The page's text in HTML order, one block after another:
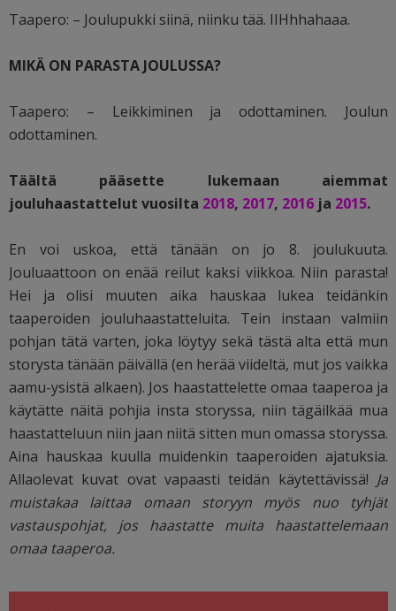
Taapero: – Joulupukki siinä, niinku tää. IIHhhahaaa.
MIKÄ ON PARASTA JOULUSSA?
Taapero: – Leikkiminen ja odottaminen. Joulun
odottaminen.
Täältä pääsette lukemaan aiemmat
jouluhaastattelut vuosilta 2018, 2017, 2016 ja 2015.
En voi uskoa, että tänään on jo 8. joulukuuta.
Jouluaattoon on enää reilut kaksi viikkoa. Niin parasta!
Hei ja olisi muuten aika hauskaa lukea teidänkin
taaperoiden jouluhaastatteluita. Tein instaan valmiin
pohjan tätä varten, joka löytyy sekä tästä alta että mun
storysta tänään päivällä (en herää viideltä, mut jos vaikka
aamu-ysistä alkaen). Jos haastattelette omaa taaperoa ja
käytätte näitä pohjia insta storyssa, niin tägäilkää mua
haastatteluun niin jaan niitä sitten mun omassa storyssa.
Aina hauskaa kuulla muidenkin taaperoiden ajatuksia.
Allaolevat kuvat ovat vapaasti teidän käytettävissä! Ja
muistakaa laittaa omaan storyyn myös nuo tyhjät
vastauspohjat, jos haastatte muita haastattelemaan
omaa taaperoa.